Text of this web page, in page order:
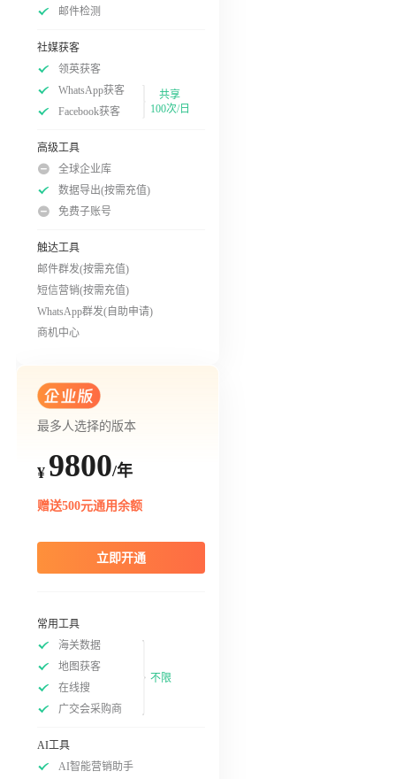
邮件检测
社媒获客
领英获客
WhatsApp获客
Facebook获客
共享
100次/日
高级工具
全球企业库
数据导出(按需充值)
免费子账号
触达工具
邮件群发(按需充值)
短信营销(按需充值)
WhatsApp群发(自助申请)
商机中心
最多人选择的版本
¥ 9800/年
赠送500元通用余额
立即开通
常用工具
海关数据
地图获客
在线搜
广交会采购商
不限
AI工具
AI智能营销助手